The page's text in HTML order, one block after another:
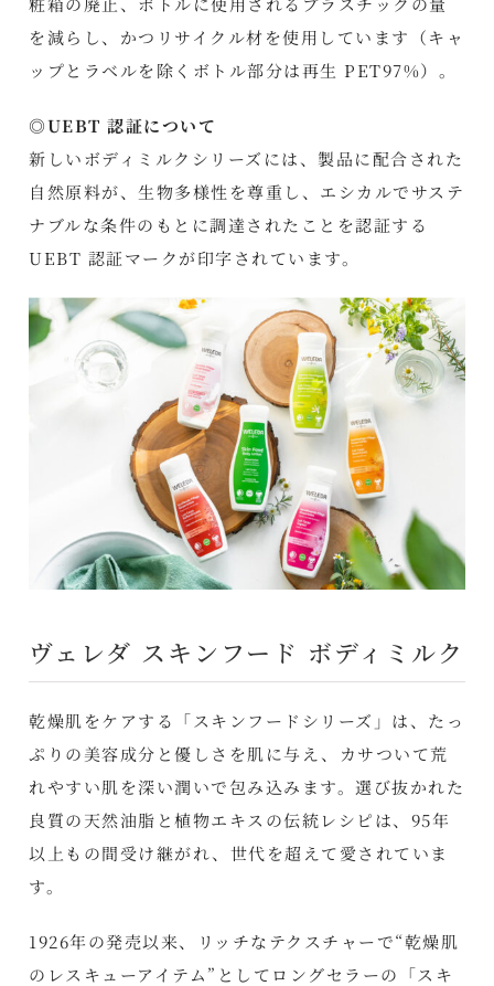
を減らし、かつリサイクル材を使用しています（キャ
ップとラベルを除くボトル部分は再生 PET97%）。
◎UEBT 認証について
新しいボディミルクシリーズには、製品に配合された
自然原料が、生物多様性を尊重し、エシカルでサステ
ナブルな条件のもとに調達されたことを認証する
UEBT 認証マークが印字されています。
ヴェレダ スキンフード ボディミルク
乾燥肌をケアする「スキンフードシリーズ」は、たっ
ぷりの美容成分と優しさを肌に与え、カサついて荒
れやすい肌を深い潤いで包み込みます。選び抜かれた
良質の天然油脂と植物エキスの伝統レシピは、95年
以上もの間受け継がれ、世代を超えて愛されていま
す。
1926年の発売以来、リッチなテクスチャーで“乾燥肌
のレスキューアイテム”としてロングセラーの「スキ